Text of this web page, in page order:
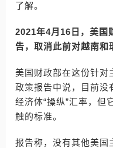
了解。
2021年4月16日，美国
告，取消此前对越南和
美国财政部在这份针对
政策报告中说，目前没
经济体“操纵”汇率，但
触的标准。
报告称，没有其他美国